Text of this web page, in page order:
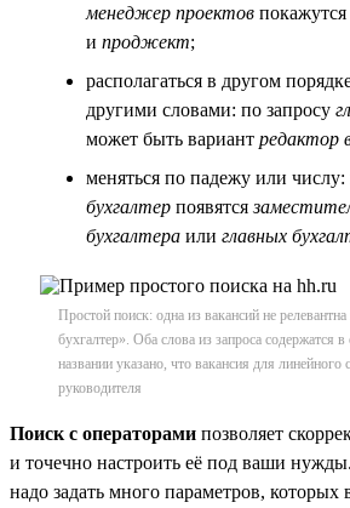
менеджер проектов покажутся
и проджект;
располагаться в другом
другими словами: по запросу
может быть вариант редактор
меняться по падежу или числу:
бухгалтер появятся
бухгалтера или главных
Простой поиск: одна из вакансий не
бухгалтер». Оба слова из запроса содержатся
названии указано, что вакансия для линейного
руководителя
Поиск с операторами позволяет
и точечно настроить её под ваши
надо задать много параметров, которых